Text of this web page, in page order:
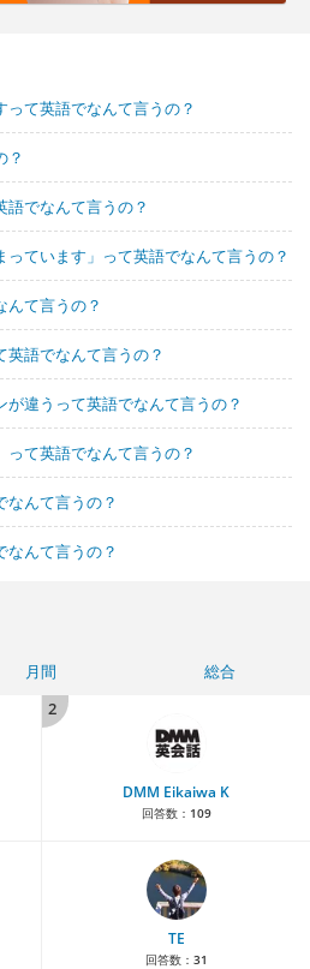
て英語でなんて言うの？
？
でなんて言うの？
っています」って英語でなんて言うの？
んて言うの？
語でなんて言うの？
違うって英語でなんて言うの？
て英語でなんて言うの？
なんて言うの？
なんて言うの？
月間
総合
2
DMM Eikaiwa K
回答数： 109
TE
回答数： 31